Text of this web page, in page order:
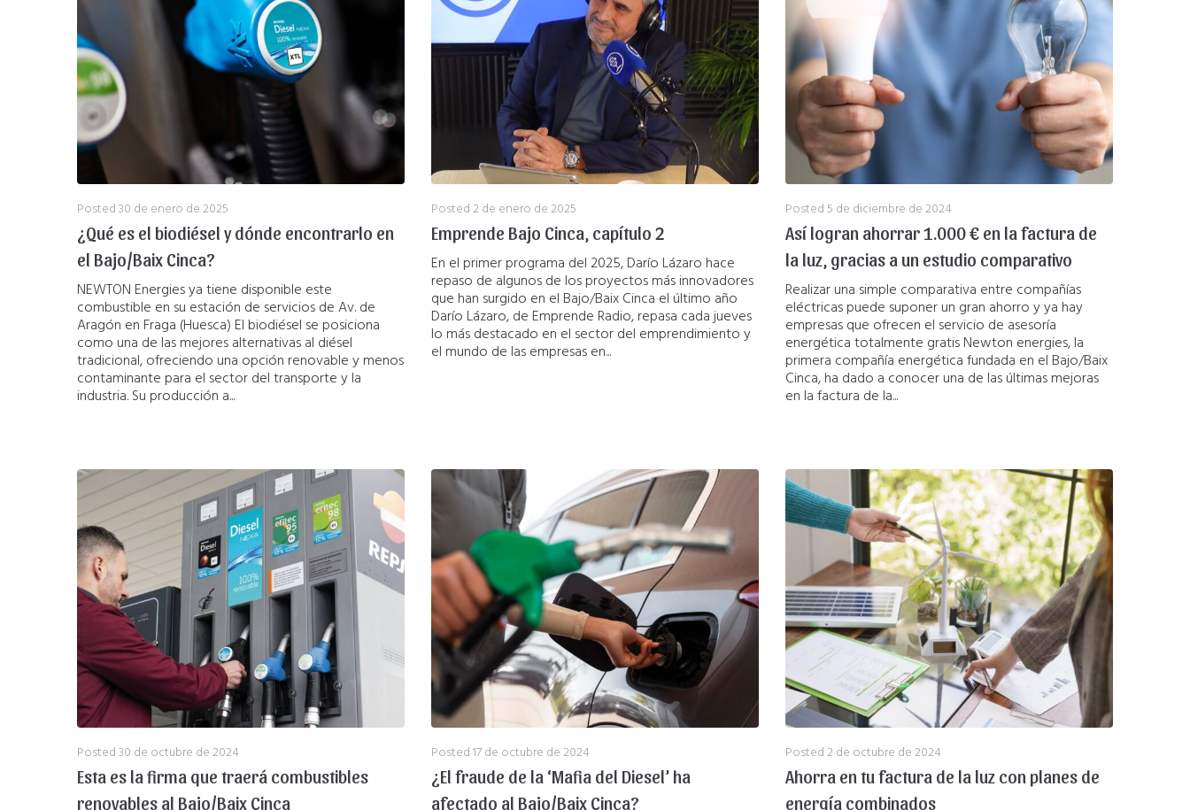
Posted30 de enero de 2025
¿Qué es el biodiésel y dónde encontrarlo en
el Bajo/Baix Cinca?
NEWTON Energies ya tiene disponible este
combustible en su estación de servicios de Av. de
Aragón en Fraga (Huesca) El biodiésel se posiciona
como una de las mejores alternativas al diésel
tradicional, ofreciendo una opción renovable y menos
contaminante para el sector del transporte y la
industria. Su producción a...
Posted2 de enero de 2025
Emprende Bajo Cinca, capítulo 2
En el primer programa del 2025, Darío Lázaro hace
repaso de algunos de los proyectos más innovadores
que han surgido en el Bajo/Baix Cinca el último año
Darío Lázaro, de Emprende Radio, repasa cada jueves
lo más destacado en el sector del emprendimiento y
el mundo de las empresas en...
Posted5 de diciembre de 2024
Así logran ahorrar 1.000 € en la factura de
la luz, gracias a un estudio comparativo
Realizar una simple comparativa entre compañías
eléctricas puede suponer un gran ahorro y ya hay
empresas que ofrecen el servicio de asesoría
energética totalmente gratis Newton energies, la
primera compañía energética fundada en el Bajo/Baix
Cinca, ha dado a conocer una de las últimas mejoras
en la factura de la...
Posted30 de octubre de 2024
Esta es la firma que traerá combustibles
renovables al Bajo/Baix Cinca
Posted17 de octubre de 2024
¿El fraude de la ‘Mafia del Diesel’ ha
afectado al Bajo/Baix Cinca?
Posted2 de octubre de 2024
Ahorra en tu factura de la luz con planes de
energía combinados